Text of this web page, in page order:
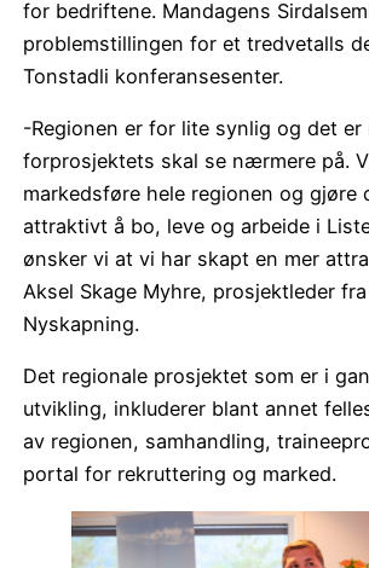
for bedriftene. Mandagens
problemstillingen for et tredvetalls
Tonstadli konferansesenter.
-Regionen er for lite synlig og det er
forprosjektets skal se nærmere på.
markedsføre hele regionen og gjøre
attraktivt å bo, leve og arbeide i
ønsker vi at vi har skapt en mer
Aksel Skage Myhre, prosjektleder
Nyskapning.
Det regionale prosjektet som er i
utvikling, inkluderer blant annet
av regionen, samhandling,
portal for rekruttering og marked.